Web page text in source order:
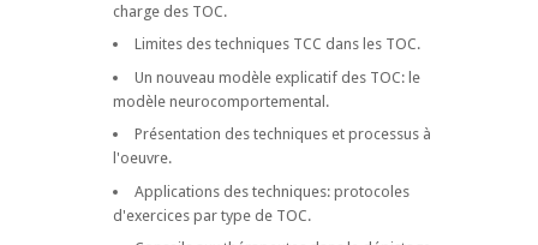
charge des TOC.
Limites des techniques TCC dans les TOC.
Un nouveau modèle explicatif des TOC: le
modèle neurocomportemental.
Présentation des techniques et processus à
l'oeuvre.
Applications des techniques: protocoles
d'exercices par type de TOC.